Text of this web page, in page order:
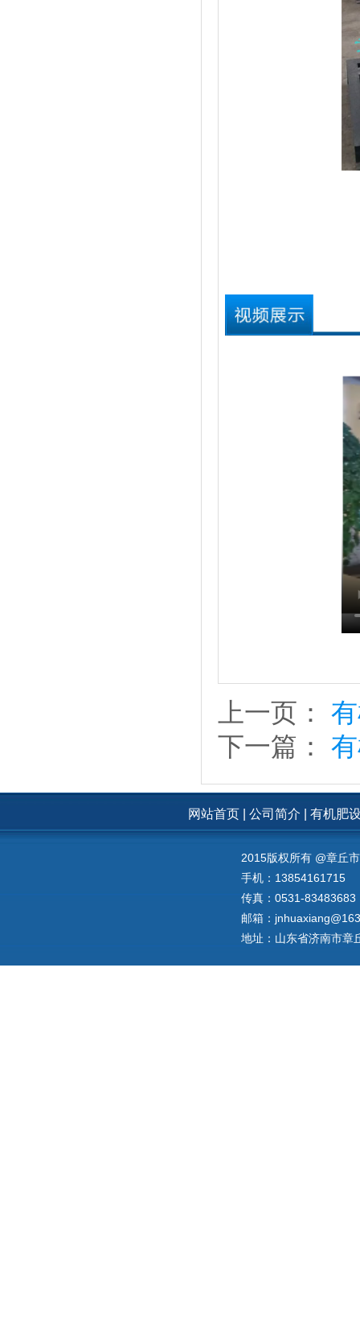
上一页：
下一篇：
网站首页 公司简介 有机肥
2015版权所有 @章丘
手机：13854161715
传真：0531-83483683
邮箱：
地址：山东省济南市章